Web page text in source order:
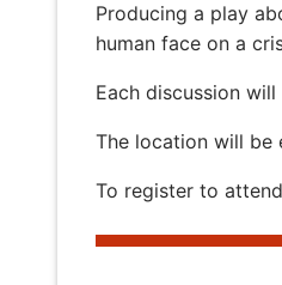
Producing a play
human face on a
Each discussion
The location will be
To register to